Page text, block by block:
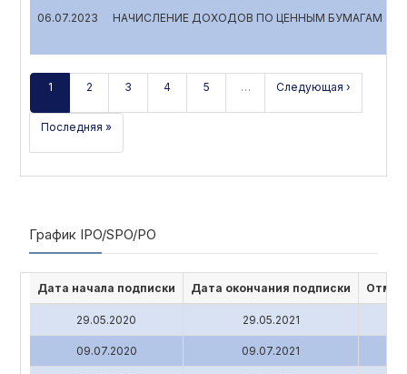
06.07.2023 НАЧИСЛЕНИЕ ДОХОДОВ ПО ЦЕННЫМ БУМАГАМ
1 2 3 4 5 … Следующая ›
Последняя »
График IPO/SPO/PO
Дата начала подписки Дата окончания подписки
29.05.2020 29.05.2021
09.07.2020 09.07.2021